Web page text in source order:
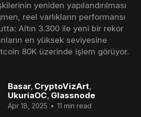
yeniden yapılandırılması
reel varlıkların performansı
Altın 3.300 ile yeni bir rekor
en yüksek seviyesine
80K üzerinde işlem görüyor.
Basar, CryptoVizArt,
UkuriaOC, Glassnode
Apr 18, 2025 • 11 min read